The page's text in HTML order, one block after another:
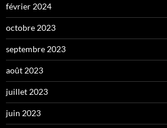
février 2024
octobre 2023
septembre 2023
août 2023
juillet 2023
juin 2023